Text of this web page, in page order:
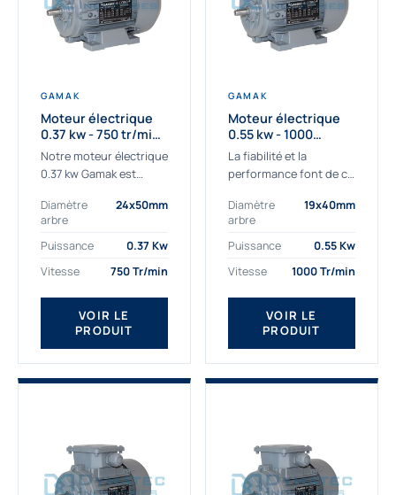
GAMAK
Moteur électrique
0.37 kw - 750 tr/min -
230/400V - IE3
Notre moteur électrique
0.37 kw Gamak est
aux applications
sévères. Nous
déterminons,
fournissons
des moteurs
asynchrones depuis de
nombreuses années....
Diamètre
arbre
24x50mm
Puissance
0.37 Kw
Vitesse
750 Tr/min
VOIR LE
PRODUIT
GAMAK
Moteur électrique
0.55 kw - 1000
Tr/min - 230/400V -
IE2
La fiabilité et la
performance font de ce
0.55kw un
indispensable de votre
production. Ce moteur
être alimenté...
Diamètre
arbre
19x40mm
Puissance
0.55 Kw
Vitesse
1000 Tr/min
VOIR LE
PRODUIT